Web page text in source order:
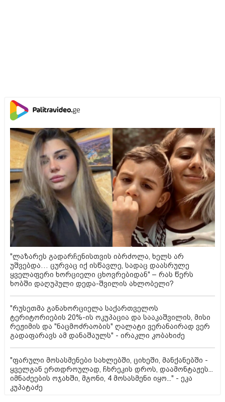
"ლაზარეს გადარჩენისთვის იბრძოლა, ხელს არ
უშვებდა… ცურვაც იქ ისწავლე, სადაც დაასრულე
ყველაფერი ხორციელი ცხოვრებიდან" – რას წერს
ხობში დაღუპული დედა-შვილის ახლობელი?
"რუსეთმა განახორციელა საქართველოს
ტერიტორიების 20%-ის ოკუპაცია და სააკაშვილის, მისი
რეჟიმის და "ნაცმოძრაობის" ღალატი ვერანაირად ვერ
გადაფარავს ამ დანაშაულს" - ირაკლი კობახიძე
"ფარული მოსასმენები სახლებში, ციხეში, მანქანებში -
ყველგან ერთდროულად, ჩხრეკის დროს, დაამონტაჟეს...
იმნაძეების ოჯახში, მგონი, 4 მოსასმენი იყო..." - ეკა
კუპატაძე